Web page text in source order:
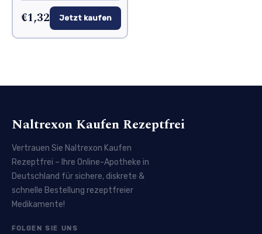
€1,32 Jetzt kaufen
Naltrexon Kaufen Rezeptfrei
Vertrauen Sie Naltrexon Kaufen
Rezeptfrei – Ihre Online-Apotheke in
Deutschland für sichere, diskrete &
schnelle Bestellung rezeptfreier
Medikamente!
FOLGEN SIE UNS